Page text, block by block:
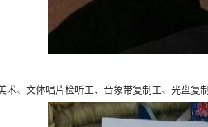
术、文体唱片检听工、音象带复制工、光盘复